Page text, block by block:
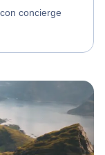
concierge